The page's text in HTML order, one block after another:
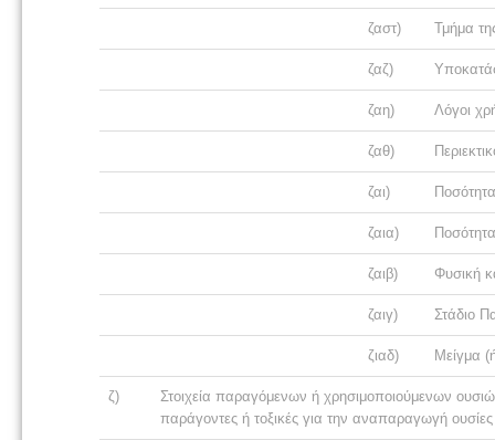
ζαστ) Τμήμα
ζαζ)
ζαη) Λόγοι
ζαθ)
ζαι)
ζαια)
ζαιβ) Φυσική
ζαιγ) Στάδιο
ζιαδ) Μείγμα
ζ)
Στοιχεία παραγόμενων ή χρησιμοποιούμενων
παράγοντες ή τοξικές για την αναπαραγωγή